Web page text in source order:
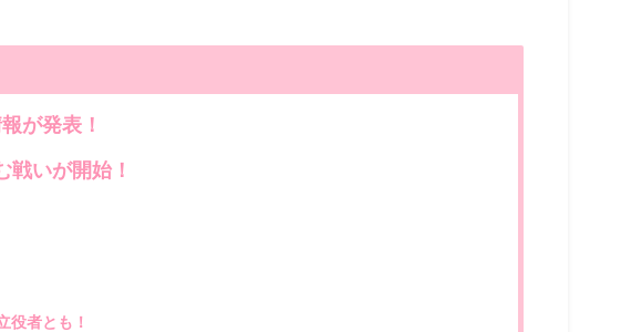
が発表！
いが開始！
役者とも！